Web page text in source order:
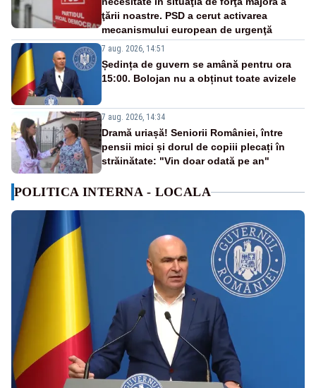
ţării noastre. PSD a cerut activarea
mecanismului european de urgenţă
7 aug. 2026, 14:51
Ședința de guvern se amână pentru ora
15:00. Bolojan nu a obținut toate avizele
7 aug. 2026, 14:34
Dramă uriașă! Seniorii României, între
pensii mici și dorul de copiii plecați în
străinătate: "Vin doar odată pe an"
POLITICA INTERNA - LOCALA